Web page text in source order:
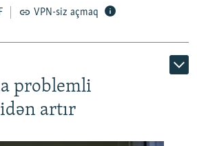
360p 480p
1080p
VPN-siz açmaq
problemli
artır